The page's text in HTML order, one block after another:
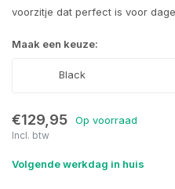
voorzitje dat perfect is voor
Maak een keuze:
Black
€129,95 Op voorraad
Incl. btw
Volgende werkdag in huis